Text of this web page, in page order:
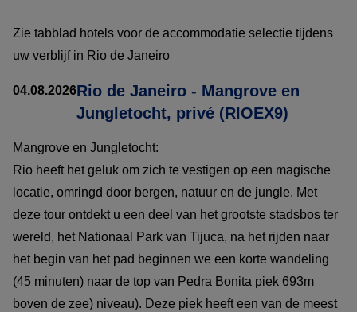
Zie tabblad hotels voor de accommodatie selectie tijdens
uw verblijf in Rio de Janeiro
04.08.2026Rio de Janeiro - Mangrove en
Jungletocht, privé (RIOEX9)
Mangrove en Jungletocht:
Rio heeft het geluk om zich te vestigen op een magische
locatie, omringd door bergen, natuur en de jungle. Met
deze tour ontdekt u een deel van het grootste stadsbos ter
wereld, het Nationaal Park van Tijuca, na het rijden naar
het begin van het pad beginnen we een korte wandeling
(45 minuten) naar de top van Pedra Bonita piek 693m
boven de zee) niveau). Deze piek heeft een van de meest